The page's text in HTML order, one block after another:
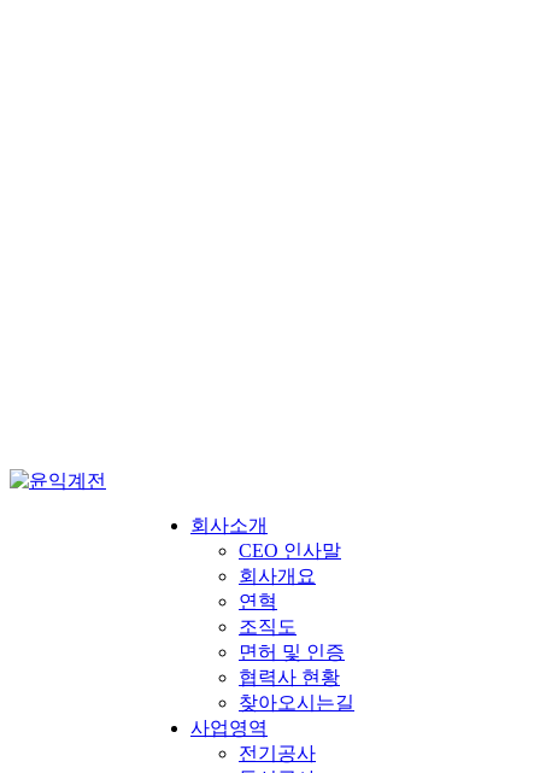
회사소개
CEO 인사말
회사개요
연혁
조직도
면허 및 인증
협력사 현황
찾아오시는길
사업영역
전기공사